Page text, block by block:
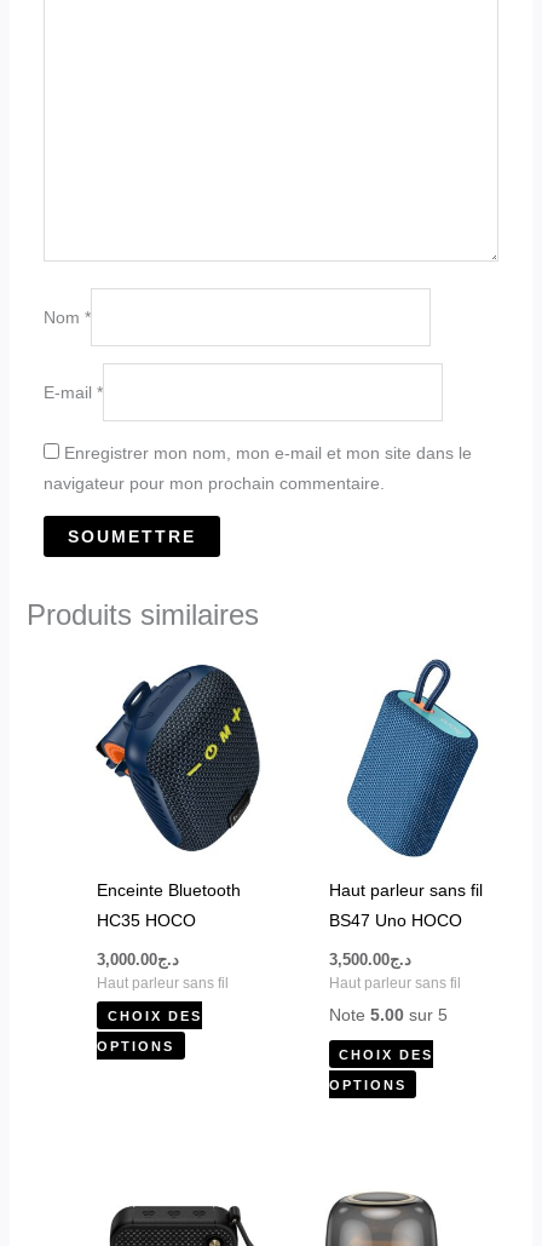
Nom *
E-mail *
Enregistrer mon nom, mon e-mail et mon site dans le
navigateur pour mon prochain commentaire.
Produits similaires
Enceinte Bluetooth
HC35 HOCO
د.ج3,000.00
Haut parleur sans fil
CHOIX DES
OPTIONS
Ce
produit
a
plusieurs
variations.
Les
options
la
page
du
Haut parleur sans fil
BS47 Uno HOCO
د.ج3,500.00
Haut parleur sans fil
Note 5.00sur 5
CHOIX DES
OPTIONS
Ce
produit
a
plusieurs
variations.
Les
options
du